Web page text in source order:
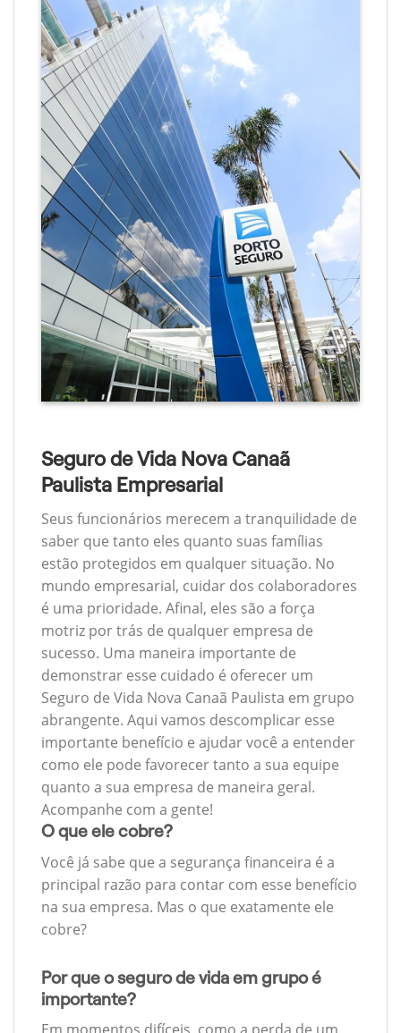
Seguro de Vida Nova Canaã
Paulista Empresarial
Seus funcionários merecem a tranquilidade de
saber que tanto eles quanto suas famílias
estão protegidos em qualquer situação. No
mundo empresarial, cuidar dos colaboradores
é uma prioridade. Afinal, eles são a força
motriz por trás de qualquer empresa de
sucesso. Uma maneira importante de
demonstrar esse cuidado é oferecer um
Seguro de Vida Nova Canaã Paulista em grupo
abrangente. Aqui vamos descomplicar esse
importante benefício e ajudar você a entender
como ele pode favorecer tanto a sua equipe
quanto a sua empresa de maneira geral.
Acompanhe com a gente!
O que ele cobre?
Você já sabe que a segurança financeira é a
principal razão para contar com esse benefício
na sua empresa. Mas o que exatamente ele
cobre?
Por que o seguro de vida em grupo é
importante?